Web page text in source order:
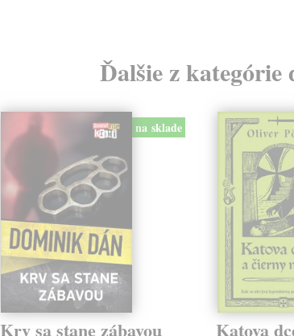
Ďalšie z
na sklade
Krv sa stane zábavou Katova